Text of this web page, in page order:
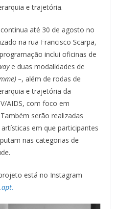
e trajetória.
até 30 de agosto no
na rua Francisco Scarpa,
inclui oficinas de
e duas modalidades de
–, além de rodas de
e trajetória da
AIDS, com foco em
serão realizadas
em que participantes
nas categorias de
está no Instagram